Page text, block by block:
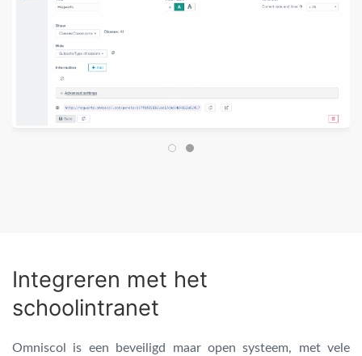
Integreren met het
schoolintranet
Omniscol is een beveiligd maar open systeem, met vele